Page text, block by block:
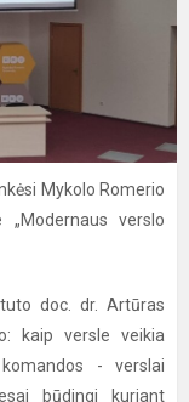
Mykolo Romerio
verslo
doc. dr. Artūras
kaip versle veikia
- verslai
būdingi kuriant